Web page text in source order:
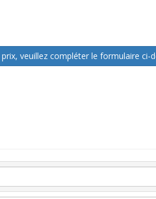
veuillez compléter le formulaire ci-